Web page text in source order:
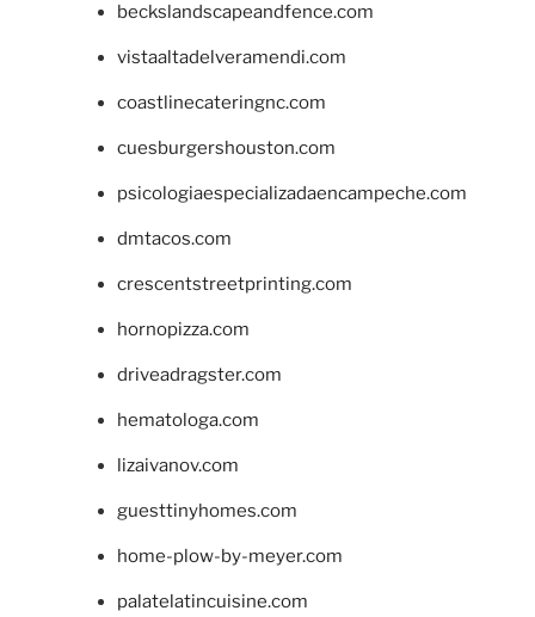
beckslandscapeandfence.com
vistaaltadelveramendi.com
coastlinecateringnc.com
cuesburgershouston.com
psicologiaespecializadaencampeche.com
dmtacos.com
crescentstreetprinting.com
hornopizza.com
driveadragster.com
hematologa.com
lizaivanov.com
guesttinyhomes.com
home-plow-by-meyer.com
palatelatincuisine.com